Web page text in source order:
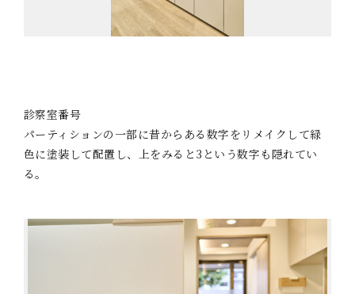
診察室番号
パーティションの一部に昔からある数字をリメイクして緑
色に塗装して配置し、上をみると3という数字も隠れてい
る。